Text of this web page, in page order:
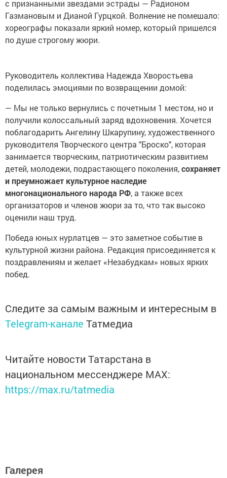
с признанными звездами эстрады — Радионом
Газмановым и Дианой Гурцкой. Волнение не помешало:
хореографы показали яркий номер, который пришелся
по душе строгому жюри.
Руководитель коллектива Надежда Хворостьева
поделилась эмоциями по возвращении домой:
— Мы не только вернулись с почетным 1 местом, но и
получили колоссальный заряд вдохновения. Хочется
поблагодарить Ангелину Шкарупину, художественного
руководителя Творческого центра "Броско", которая
занимается творческим, патриотическим развитием
детей, молодежи, подрастающего поколения,сохраняет
и преумножает культурное наследие
многонационального народа РФ, а также всех
организаторов и членов жюри за то, что так высоко
оценили наш труд.
Победа юных нурлатцев — это заметное событие в
культурной жизни района. Редакция присоединяется к
поздравлениям и желает «Незабудкам» новых ярких
побед.
Следите за самым важным и интересным в
Telegram-канале Татмедиа
Читайте новости Татарстана в
национальном мессенджере MАХ:
https://max.ru/tatmedia
Галерея